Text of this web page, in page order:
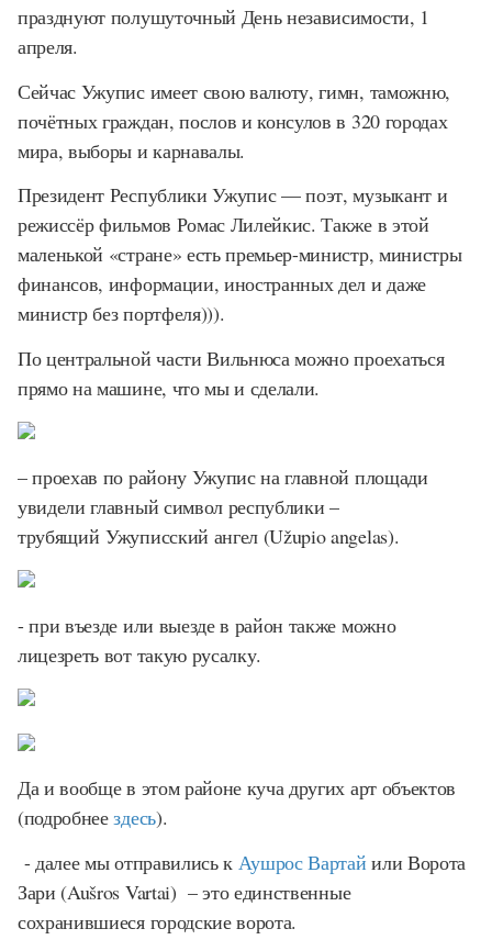
празднуют полушуточный День независимости, 1
апреля.
Сейчас Ужупис имеет свою валюту, гимн, таможню,
почётных граждан, послов и консулов в 320 городах
мира, выборы и карнавалы.
Президент Республики Ужупис — поэт, музыкант и
режиссёр фильмов Ромас Лилейкис. Также в этой
маленькой «стране» есть премьер-министр, министры
финансов, информации, иностранных дел и даже
министр без портфеля))).
По центральной части Вильнюса можно проехаться
прямо на машине, что мы и сделали.
– проехав по району Ужупис на главной площади
увидели главный символ республики –
трубящий Ужуписский ангел (Užupio angelas).
- при въезде или выезде в район также можно
лицезреть вот такую русалку.
Да и вообще в этом районе куча других арт объектов
(подробнеездесь).
- далее мы отправились к Аушрос Вартай или Ворота
Зари (Aušros Vartai) – это единственные
сохранившиеся городские ворота.